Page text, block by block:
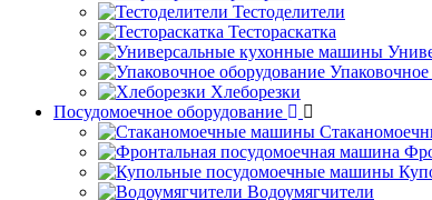
Тестоделители
Тестораскатка
Хлеборезки
Посудомоечное оборудование
Водоумягчители